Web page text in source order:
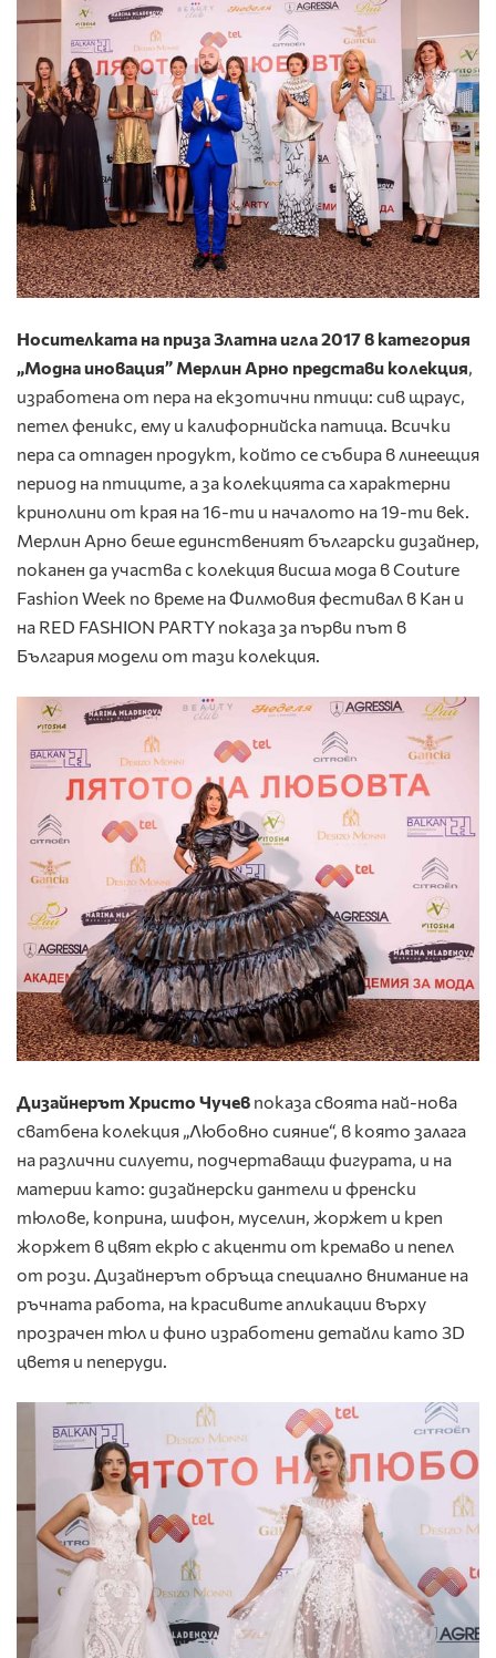
Носителката на приза Златна игла 2017 в категория
„Модна иновация” Мерлин Арно представи колекция,
изработена от пера на екзотични птици: сив щраус,
петел феникс, ему и калифорнийска патица. Всички
пера са отпаден продукт, който се събира в линеещия
период на птиците, а за колекцията са характерни
кринолини от края на 16-ти и началото на 19-ти век.
Мерлин Арно беше единственият български дизайнер,
поканен да участва с колекция висша мода в Couture
Fashion Week по време на Филмовия фестивал в Кан и
на RED FASHION PARTY показа за първи път в
България модели от тази колекция.
Дизайнерът Христо Чучев показа своята най-нова
сватбена колекция „Любовно сияние“, в която залага
на различни силуети, подчертаващи фигурата, и на
материи като: дизайнерски дантели и френски
тюлове, коприна, шифон, муселин, жоржет и креп
жоржет в цвят екрю с акценти от кремаво и пепел
от рози. Дизайнерът обръща специално внимание на
ръчната работа, на красивите апликации върху
прозрачен тюл и фино изработени детайли като 3D
цветя и пеперуди.